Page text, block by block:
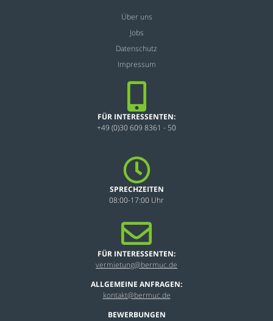
Über uns
Jobs
Datenschutz
Impressum
FÜR INTERESSENTEN:
+49 (0)30 609 8361 - 50
SPRECHZEITEN
08:00-17:00 Uhr
FÜR INTERESSENTEN:
vermietung@bermuc.de
ALLGEMEINE ANFRAGEN:
kontakt@bermuc.de
BEWERBUNGEN